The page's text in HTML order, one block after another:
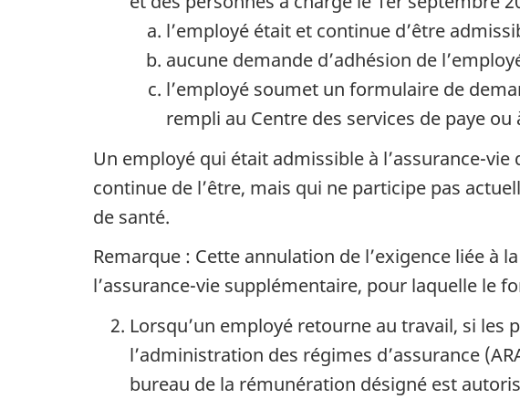
l’employé était et continue d’être
aucune demande d’adhésion de
l’employé soumet un formulaire de
rempli au Centre des services de paye
Un employé qui était admissible à l’assurance-
continue de l’être, mais qui ne participe pas
de santé.
Remarque : Cette annulation de l’exigence liée à
l’assurance-vie supplémentaire, pour laquelle le
Lorsqu’un employé retourne au travail, si les
l’administration des régimes d’assurance
bureau de la rémunération désigné est